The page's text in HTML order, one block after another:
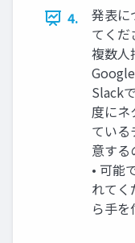
4.
発表に
てくだ
複数人
Slack
度にネ
ている
意する
• 可能
れてく
ら手